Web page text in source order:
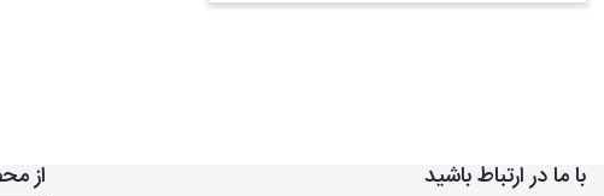
از با ما در ارتباط باشید